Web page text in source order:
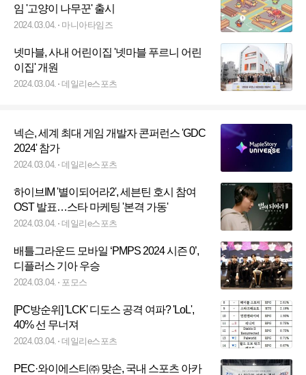
임 '고양이 나무꾼' 출시
2024.03.04. 마니아타임즈
넷마블, 사내 어린이집 '넷마블 푸르니 어린
이집' 개원
2024.03.04. 데일리e스포츠
넥슨, 세계 최대 게임 개발자 콘퍼런스 'GDC
2024' 참가
2024.03.04. 데일리e스포츠
하이브IM '별이되어라2', 세븐틴 호시 참여
OST 발표…스타 마케팅 '본격 가동'
2024.03.04. 데일리e스포츠
배틀그라운드 모바일 ‘PMPS 2024 시즌 0’,
디플러스 기아 우승
2024.03.04. 포모스
[PC방순위] 'LCK' 디도스 공격 여파? 'LoL',
40% 선 무너져
2024.03.04. 데일리e스포츠
PEC·와이에스티㈜ 맞손, 국내 스포츠 아카